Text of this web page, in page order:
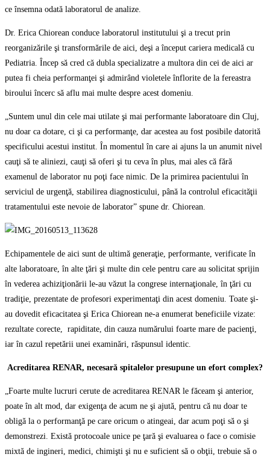
ce însemna odată laboratorul de analize.
Dr. Erica Chiorean conduce laboratorul institutului şi a trecut prin
reorganizările şi transformările de aici, deşi a început cariera medicală cu
Pediatria. Încep să cred că dubla specializatre a multora din cei de aici ar
putea fi cheia performanţei şi admirând violetele înflorite de la fereastra
biroului încerc să aflu mai multe despre acest domeniu.
„Suntem unul din cele mai utilate şi mai performante laboratoare din Cluj,
nu doar ca dotare, ci şi ca performanţe, dar acestea au fost posibile datorită
specificului acestui institut. În momentul în care ai ajuns la un anumit nivel
cauţi să te aliniezi, cauţi să oferi şi tu ceva în plus, mai ales că fără
examenul de laborator nu poţi face nimic. De la primirea pacientului în
serviciul de urgenţă, stabilirea diagnosticului, până la controlul eficacităţii
tratamentului este nevoie de laborator” spune dr. Chiorean.
Echipamentele de aici sunt de ultimă generaţie, performante, verificate în
alte laboratoare, în alte ţări şi multe din cele pentru care au solicitat sprijin
în vederea achiziţionării le-au văzut la congrese internaţionale, în ţări cu
tradiţie, prezentate de profesori experimentaţi din acest domeniu. Toate şi-
au dovedit eficacitatea şi Erica Chiorean ne-a enumerat beneficiile vizate:
rezultate corecte, rapiditate, din cauza numărului foarte mare de pacienţi,
iar în cazul repetării unei examinări, răspunsul identic.
Acreditarea RENAR, necesară spitalelor presupune un efort complex?
„Foarte multe lucruri cerute de acreditarea RENAR le făceam şi anterior,
poate în alt mod, dar exigenţa de acum ne şi ajută, pentru că nu doar te
obligă la o performanţă pe care oricum o atingeai, dar acum poţi să o şi
demonstrezi. Există protocoale unice pe ţară şi evaluarea o face o comisie
mixtă de ingineri, medici, chimişti şi nu e suficient să o obţii, trebuie să o